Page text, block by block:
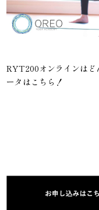
RYT200オンラインはど
ータはこちら！